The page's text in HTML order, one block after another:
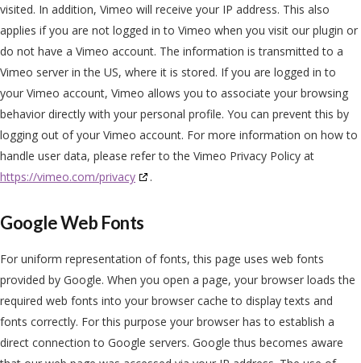
visited. In addition, Vimeo will receive your IP address. This also
applies if you are not logged in to Vimeo when you visit our plugin or
do not have a Vimeo account. The information is transmitted to a
Vimeo server in the US, where it is stored. If you are logged in to
your Vimeo account, Vimeo allows you to associate your browsing
behavior directly with your personal profile. You can prevent this by
logging out of your Vimeo account. For more information on how to
handle user data, please refer to the Vimeo Privacy Policy at
https://vimeo.com/privacy
.
Google Web Fonts
For uniform representation of fonts, this page uses web fonts
provided by Google. When you open a page, your browser loads the
required web fonts into your browser cache to display texts and
fonts correctly. For this purpose your browser has to establish a
direct connection to Google servers. Google thus becomes aware